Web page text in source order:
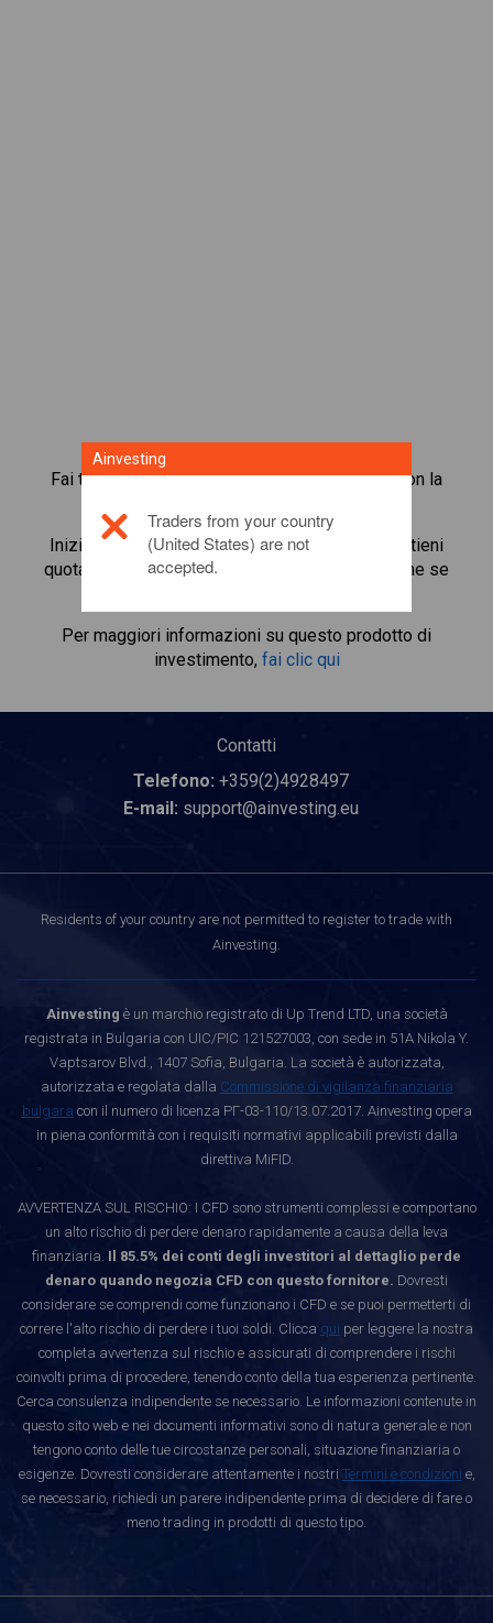
Fai trading in oltre 1.000 azioni internazionali con la
Inizia a fare trading in CFD suNippon Steel
. Ottieni
quotazioni in tempo reale e ricevi dividendi, come se
Per maggiori informazioni su questo prodotto di
investimento, fai clic qui
Contatti
Telefono: +359(2)4928497
E-mail: support@ainvesting.eu
Residents of your country are not permitted to register to trade with
Ainvesting.
Ainvesting è un marchio registrato di Up Trend LTD, una società
registrata in Bulgaria con UIC/PIC 121527003, con sede in 51A Nikola Y.
Vaptsarov Blvd., 1407 Sofia, Bulgaria. La società è autorizzata,
autorizzata e regolata dalla Commissione di vigilanza finanziaria
bulgara con il numero di licenza РГ-03-110/13.07.2017. Ainvesting opera
in piena conformità con i requisiti normativi applicabili previsti dalla
direttiva MiFID.
AVVERTENZA SUL RISCHIO: I CFD sono strumenti complessi e comportano
un alto rischio di perdere denaro rapidamente a causa della leva
finanziaria. Il 85.5% dei conti degli investitori al dettaglio perde
denaro quando negozia CFD con questo fornitore. Dovresti
considerare se comprendi come funzionano i CFD e se puoi permetterti di
correre l'alto rischio di perdere i tuoi soldi. Clicca qui per leggere la nostra
completa avvertenza sul rischio e assicurati di comprendere i rischi
coinvolti prima di procedere, tenendo conto della tua esperienza pertinente.
Cerca consulenza indipendente se necessario. Le informazioni contenute in
questo sito web e nei documenti informativi sono di natura generale e non
tengono conto delle tue circostanze personali, situazione finanziaria o
esigenze. Dovresti considerare attentamente i nostri Termini e condizioni e,
se necessario, richiedi un parere indipendente prima di decidere di fare o
meno trading in prodotti di questo tipo.
Ainvesting
Traders from your country
(United States) are not
accepted.